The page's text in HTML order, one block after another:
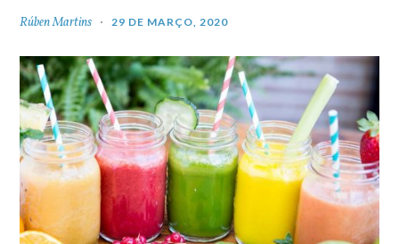
Rúben Martins 29 DE MARÇO, 2020